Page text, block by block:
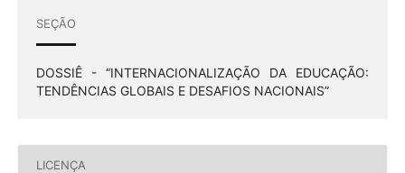
SEÇÃO
DOSSIÊ - “INTERNACIONALIZAÇÃO DA EDUCAÇÃO:
TENDÊNCIAS GLOBAIS E DESAFIOS NACIONAIS”
LICENÇA